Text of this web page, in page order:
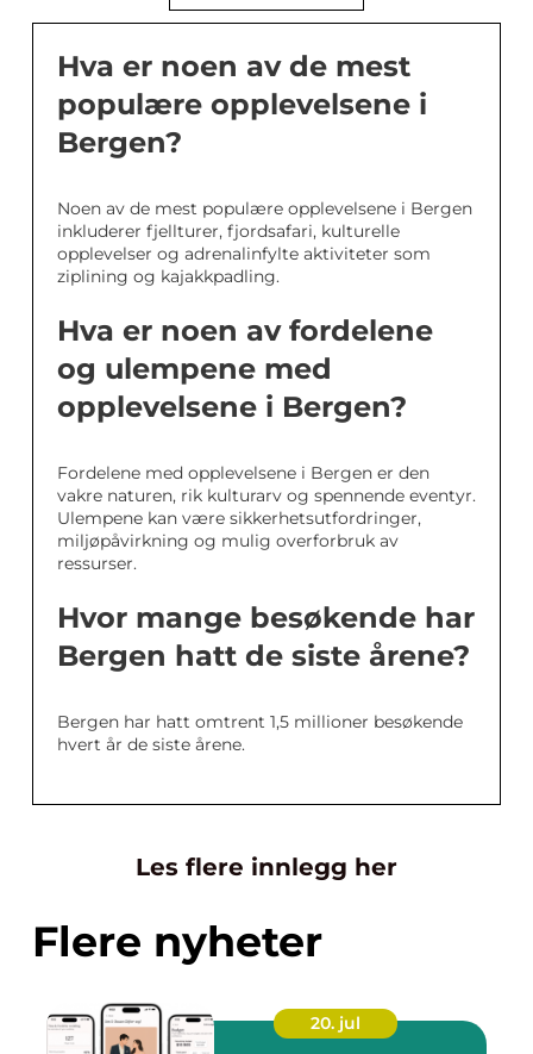
Hva er noen av de mest
populære opplevelsene i
Bergen?
Noen av de mest populære opplevelsene i Bergen
inkluderer fjellturer, fjordsafari, kulturelle
opplevelser og adrenalinfylte aktiviteter som
ziplining og kajakkpadling.
Hva er noen av fordelene
og ulempene med
opplevelsene i Bergen?
Fordelene med opplevelsene i Bergen er den
vakre naturen, rik kulturarv og spennende eventyr.
Ulempene kan være sikkerhetsutfordringer,
miljøpåvirkning og mulig overforbruk av
ressurser.
Hvor mange besøkende har
Bergen hatt de siste årene?
Bergen har hatt omtrent 1,5 millioner besøkende
hvert år de siste årene.
Les flere innlegg her
Flere nyheter
20. jul